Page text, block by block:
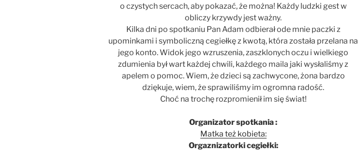
o czystych sercach, aby pokazać, że można! Każdy ludzki gest w
obliczy krzywdy jest ważny.
Kilka dni po spotkaniu Pan Adam odbierał ode mnie paczki z
upominkami i symboliczną cegiełkę z kwotą, która została przelana na
jego konto. Widok jego wzruszenia, zaszklonych oczu i wielkiego
zdumienia był wart każdej chwili, każdego maila jaki wysłaliśmy z
apelem o pomoc. Wiem, że dzieci są zachwycone, żona bardzo
dziękuje, wiem, że sprawiliśmy im ogromna radość.
Choć na trochę rozpromienił im się świat!
Organizator spotkania :
Matka też kobieta:
Orgaznizatorki cegiełki: